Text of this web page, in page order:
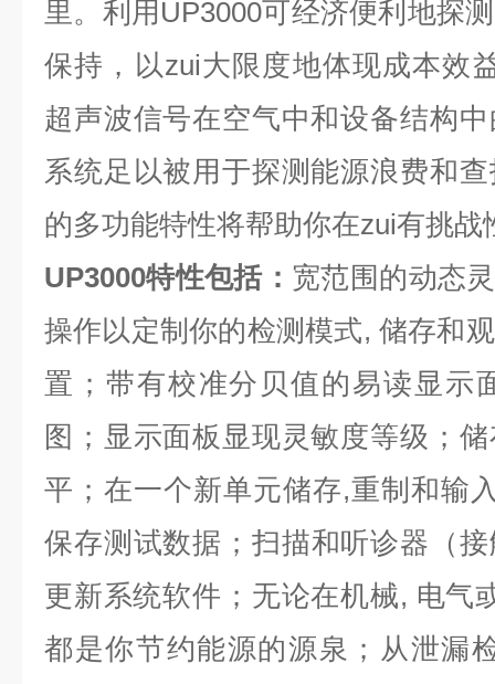
里。利用UP3000可经济便利地探
保持，以zui大限度地体现成本效
超声波信号在空气中和设备结构
系统足以被用于探测能源浪费和
的多功能特性将帮助你在zui有挑
UP3000特性包括： 宽范围的动态
操作以定制你的检测模式, 储存和
置；带有校准分贝值的易读显示
图；显示面板显现灵敏度等级；
平；在一个新单元储存,重制和输
保存测试数据；扫描和听诊器（
更新系统软件；无论在机械, 电气
都是你节约能源的源泉；从泄漏